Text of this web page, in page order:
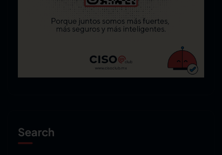
Search
VER EXPERIENCIA TECHSUMMIT